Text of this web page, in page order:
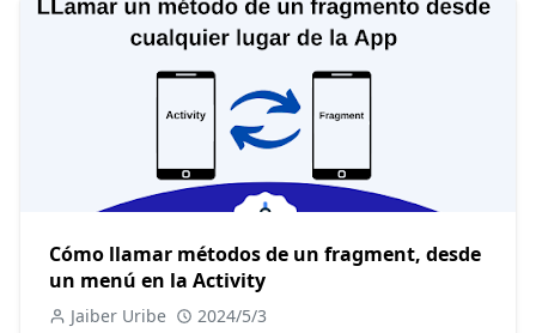
Cómo llamar métodos de un fragment, desde
un menú en la Activity
Jaiber Uribe 2024/5/3